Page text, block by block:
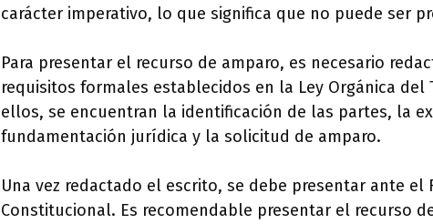
carácter imperativo, lo que significa que no puede ser
Para presentar el recurso de amparo, es necesario
requisitos formales establecidos en la Ley Orgánica
ellos, se encuentran la identificación de las partes, la
fundamentación jurídica y la solicitud de amparo.
Una vez redactado el escrito, se debe presentar ante el
Constitucional. Es recomendable presentar el recurso